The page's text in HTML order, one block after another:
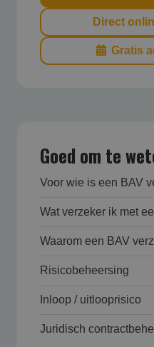
Direct
Gratis
Goed om te
Voor wie is een BAV
Wat verzeker ik met
Waarom een BAV
Risicobeheersing
Inloop / uitlooprisico
Juridisch